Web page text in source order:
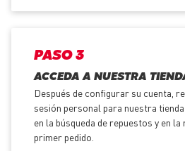
PASO 3
ACCEDA A NUESTRA
Después de configurar su cuenta,
sesión personal para nuestra
en la búsqueda de repuestos y en
primer pedido.